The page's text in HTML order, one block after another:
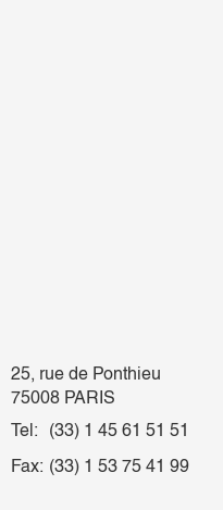
25, rue de Ponthieu
75008 PARIS
Tel:
(33) 1 45 61 51 51
Fax: (33) 1 53 75 41 99